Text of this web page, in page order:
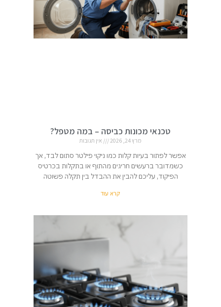
טכנאי מכונות כביסה – במה מטפל?
מרץ 24, 2026 אין תגובות
אפשר לפתור בעיות קלות כמו ניקוי פילטר סתום לבד, אך
כשמדובר ברעשים חריגים מהתוף או בתקלות בכרטיס
הפיקוד, עליכם להבין את ההבדל בין תקלה פשוטה
קרא עוד